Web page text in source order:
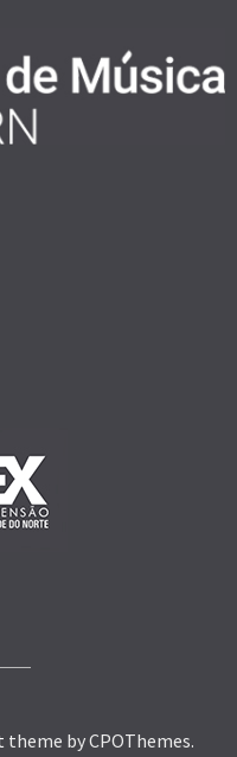
theme by CPOThemes.